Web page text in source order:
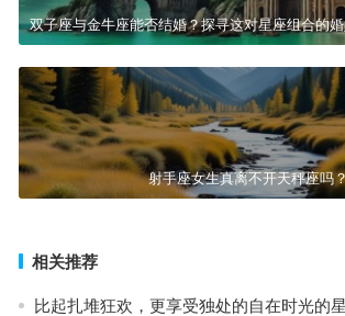
双子座与金牛座能否结婚？探寻这对星座组合的
射手座女生真离不开天秤座吗
相关推荐
比起扎堆狂欢，更享受独处的自在时光的